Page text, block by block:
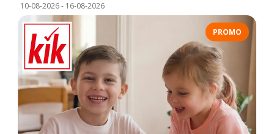
10-08-2026- 16-08-2026
PROMO